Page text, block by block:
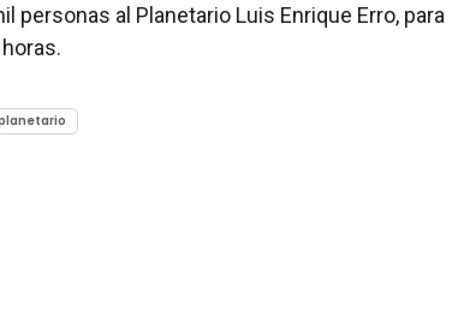
al Planetario Luis Enrique Erro, para